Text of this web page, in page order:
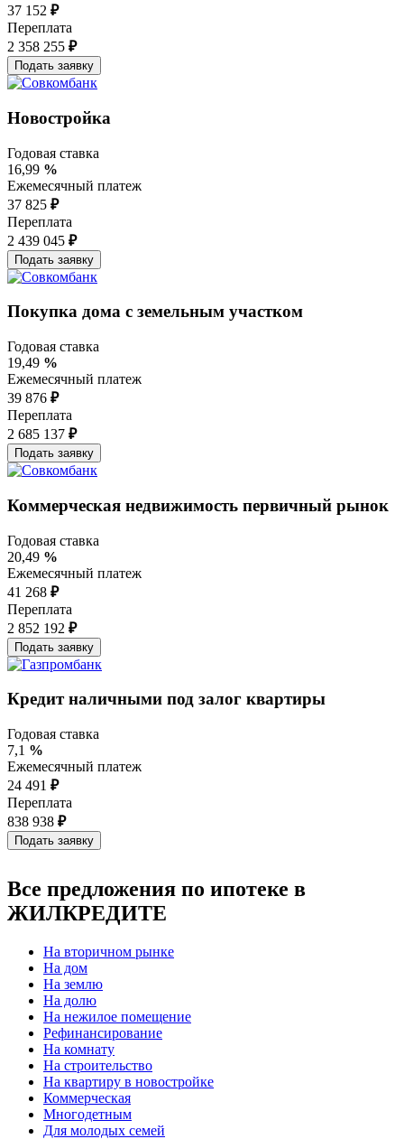
37 152 ₽
Переплата
2 358 255 ₽
Новостройка
Годовая ставка
16,99 %
Ежемесячный платеж
37 825 ₽
Переплата
2 439 045 ₽
Покупка дома с земельным участком
Годовая ставка
19,49 %
Ежемесячный платеж
39 876 ₽
Переплата
2 685 137 ₽
Коммерческая недвижимость первичный рынок
Годовая ставка
20,49 %
Ежемесячный платеж
41 268 ₽
Переплата
2 852 192 ₽
Кредит наличными под залог квартиры
Годовая ставка
7,1 %
Ежемесячный платеж
24 491 ₽
Переплата
838 938 ₽
Все предложения по ипотеке в
ЖИЛКРЕДИТЕ
На вторичном рынке
На дом
На землю
На долю
На нежилое помещение
Рефинансирование
На комнату
На строительство
На квартиру в новостройке
Коммерческая
Многодетным
Для молодых семей